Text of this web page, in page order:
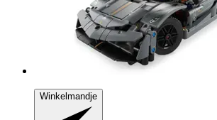
Winkelmandje